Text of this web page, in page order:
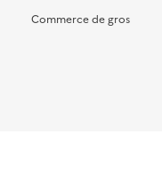
Commerce de gros